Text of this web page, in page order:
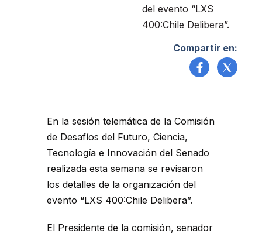
del evento “LXS
400:Chile Delibera”.
Compartir en:
En la sesión telemática de la Comisión
de Desafíos del Futuro, Ciencia,
Tecnología e Innovación del Senado
realizada esta semana se revisaron
los detalles de la organización del
evento “LXS 400:Chile Delibera”.
El Presidente de la comisión, senador